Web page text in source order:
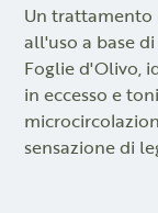
Un
all'uso a base
Foglie d'Olivo,
in eccesso e
sensazione di